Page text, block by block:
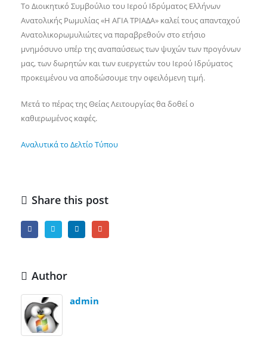
Το Διοικητικό Συμβούλιο του Ιερού Ιδρύματος Ελλήνων
Ανατολικής Ρωμυλίας «Η ΑΓΙΑ ΤΡΙΑΔΑ» καλεί τους απανταχού
Ανατολικορωμυλιώτες να παραβρεθούν στο ετήσιο
μνημόσυνο υπέρ της αναπαύσεως των ψυχών των προγόνων
μας, των δωρητών και των ευεργετών του Ιερού Ιδρύματος
προκειμένου να αποδώσουμε την οφειλόμενη τιμή.
Μετά το πέρας της Θείας Λειτουργίας θα δοθεί ο
καθιερωμένος καφές.
Αναλυτικά το Δελτίο Τύπου
Share this post
Author
admin